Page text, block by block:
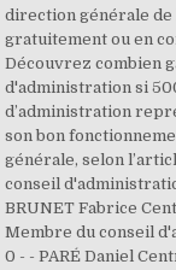
direction générale de
gratuitement ou en
Découvrez combien
d'administration si
d’administration
son bon
générale, selon
conseil
BRUNET Fabrice
Membre du conseil
0 - - PARÉ Daniel